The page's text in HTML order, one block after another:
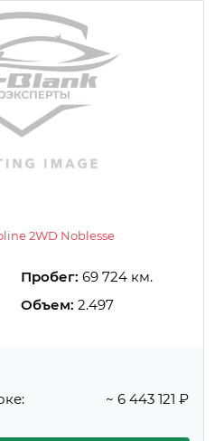
2WD Noblesse
Пробег: 69 724 км.
Объем: 2.497
~ 6 443 121 ₽